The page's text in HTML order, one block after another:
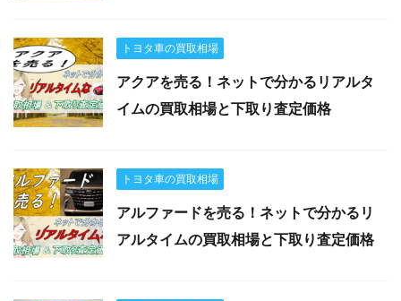
トヨタ車の買取相場
アクアを売る！ネットで分かるリアルタ
イムの買取相場と下取り査定価格
トヨタ車の買取相場
アルファードを売る！ネットで分かるリ
アルタイムの買取相場と下取り査定価格